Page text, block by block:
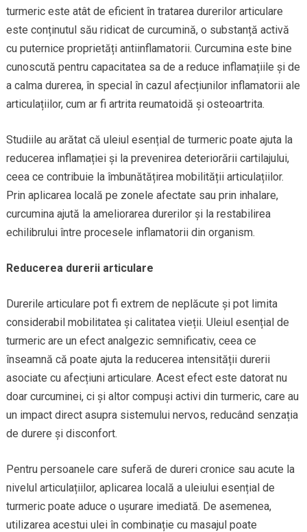
turmeric este atât de eficient în tratarea durerilor articulare
este conținutul său ridicat de curcumină, o substanță activă
cu puternice proprietăți antiinflamatorii. Curcumina este bine
cunoscută pentru capacitatea sa de a reduce inflamațiile și de
a calma durerea, în special în cazul afecțiunilor inflamatorii ale
articulațiilor, cum ar fi artrita reumatoidă și osteoartrita.
Studiile au arătat că uleiul esențial de turmeric poate ajuta la
reducerea inflamației și la prevenirea deteriorării cartilajului,
ceea ce contribuie la îmbunătățirea mobilității articulațiilor.
Prin aplicarea locală pe zonele afectate sau prin inhalare,
curcumina ajută la ameliorarea durerilor și la restabilirea
echilibrului între procesele inflamatorii din organism.
Reducerea durerii articulare
Durerile articulare pot fi extrem de neplăcute și pot limita
considerabil mobilitatea și calitatea vieții. Uleiul esențial de
turmeric are un efect analgezic semnificativ, ceea ce
înseamnă că poate ajuta la reducerea intensității durerii
asociate cu afecțiuni articulare. Acest efect este datorat nu
doar curcuminei, ci și altor compuși activi din turmeric, care au
un impact direct asupra sistemului nervos, reducând senzația
de durere și disconfort.
Pentru persoanele care suferă de dureri cronice sau acute la
nivelul articulațiilor, aplicarea locală a uleiului esențial de
turmeric poate aduce o ușurare imediată. De asemenea,
utilizarea acestui ulei în combinație cu masajul poate